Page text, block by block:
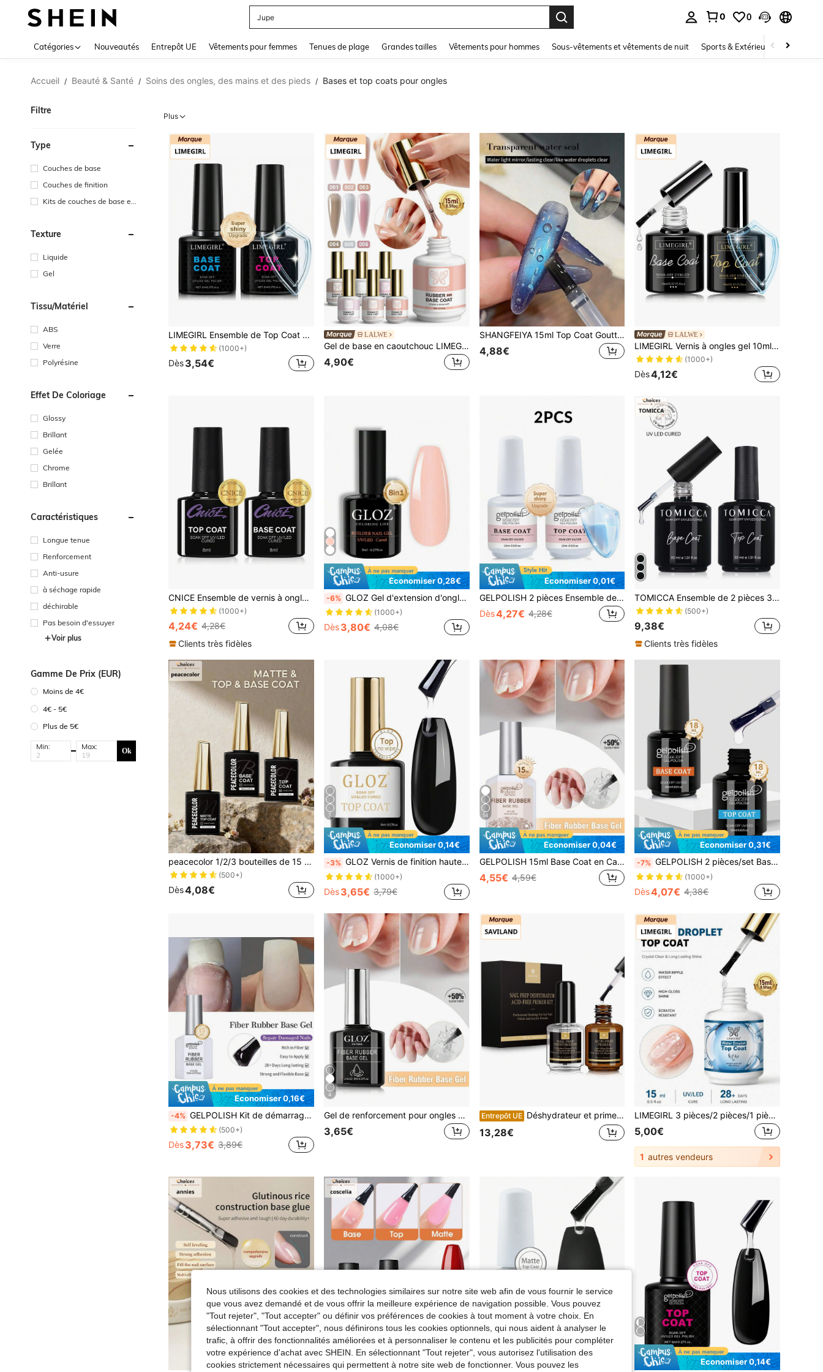
Jupe
0 0
Catégories Nouveautés Entrepôt UE Vêtements pour femmes Tenues de plage Grandes tailles Vêtements pour hommes Sous-vêtements et vêtements de nuit Sports & Extérieur Enfants
Accueil / Beauté & Santé / Soins des ongles, des mains et des pieds / Bases et top coats pour ongles
Filtre
Type
Couches de base
Couches de finition
Kits de couches de base et
Texture
Liquide
Gel
Tissu/matériel
ABS
Verre
Polyrésine
Effet De Coloriage
Glossy
Brillant
Gelée
Chrome
Brillant
Caractéristiques
Longue tenue
Renforcement
Anti-usure
à séchage rapide
déchirable
Pas besoin d'essuyer
Voir plus
Gamme De Prix (EUR)
Moins de 4€
4€ - 5€
Plus de 5€
Min: Max: Ok
Plus
LIMEGIRL Ensemble de Top Coat et Base Coat Super Brillant 8ml, Base et Top Coat Gel sans Acide sans Essuyage, Polymérisable sous Lampe LED/UV, Professionnel
(1000+)
Dès3,54€
LALWE
Gel de base en caoutchouc LIMEGIRL, 15ml nude transparent, gel de base multifonctionnel 4-en-1 pour renforcer et façonner les ongles, UV/LED à tremper, convient aux salons de manucure et à la manucure DIY
4,90€
SHANGFEIYA 15ml Top Coat Goutte d'Eau Transparente Fonctionnel Finition Bulle Brillante Top Coat Goutte d'Eau Longue Tenue Brillant Gel Scellant pour Ongles
4,88€
LALWE
LIMEGIRL Vernis à ongles gel 10ml, Set de base et de top coat super brillant amélioré en 2025, Lampe LED/UV à trempage, Base transparente sans acide et top coat gel sans essuyage pour ongles
(1000+)
Dès4,12€
CNICE Ensemble de vernis à ongles gel 8ML Base Coat & Top Coat durci sous lampe UV/LED longue durée, convient pour la manucure DIY à la maison ou en cadeau - Ensemble essentiel de vernis à ongles gel 2 pièces pour femmes
(1000+)
4,24€ 4,28€
Clients très fidèles
Économiser 0,28€
-6% GLOZ Gel d'extension d'ongles, gel d'extension de couverture nude 8-en-1, gel d'extension dur, pour le renforcement des ongles, l'extension, gel de base en caoutchouc, embouts d'ongles faux en strass, gel d'ongles en bouteille
(1000+)
Dès3,80€ 4,08€
Économiser 0,01€
GELPOLISH 2 pièces Ensemble de couche de base et de couche de finition brillante sans essuyage - Vernis à ongles gel longue tenue compatible avec les lampes LED UV, cadeau de réparation des ongles de qualité salon
Dès4,27€ 4,28€
TOMICCA Ensemble de 2 pièces 30ml Base Coat et Top Coat transparents, nécessite un séchage sous lumière UV/LED, ensemble de gel pour nail art longue tenue, convient pour le DIY à la maison, le salon de manucure ou comme cadeau pour les femmes
(500+)
9,38€
Clients très fidèles
peacecolor 1/2/3 bouteilles de 15 ml de base de gel et de top coat mat, base et top coat sans essuyage, emballage en bouteille de verre, produits de soins des ongles longue durée, convient pour la manucure maison DIY des femmes, salon, coffret cadeau
(500+)
Dès4,08€
7
Économiser 0,14€
-3% GLOZ Vernis de finition haute brillance et longue durée, convient aux vernis gel transparents et aux ongles en acrylique. Idéal pour le DIY à la maison et les salons de manucure
(1000+)
Dès3,65€ 3,79€
14
Économiser 0,04€
GELPOLISH 15ml Base Coat en Caoutchouc Fibre Transparente, Pour Renforcer/Construire/Renforcer/Renforcer les Ongles, Protection Longue Durée, Amovible, Convient aux Ongles Faibles, Parfait pour la Manucure Maison DIY
4,55€ 4,59€
Économiser 0,31€
-7% GELPOLISH 2 pièces/set Base coat 18ml et top coat sans essuyage - Finition brillante longue durée, amovible pour lampe à ongles LED, création de manucure parfaite, cadeau pour les ongles des femmes
(1000+)
Dès4,07€ 4,38€
Économiser 0,16€
-4% GELPOLISH Kit de démarrage de vernis à ongles gel base caoutchouc fibre 15ml, vernis à ongles pur sans essuyage, convient pour la manucure DIY à la maison, nécessite une lampe UV/LED
(500+)
Dès3,73€ 3,89€
4
Gel de renforcement pour ongles à base de fibre et de caoutchouc GLOZ, soin de réparation et de croissance des ongles, convient aux ongles faibles et endommagés, cadeau pour les femmes
3,65€
Entrepôt UE Déshydrateur et primer Saviland pour ongles en gel 15 ml * 2 pièces, déshydrateur longue durée pour ongles et ensemble naturel pour poudre acrylique et vernis à ongles en gel
13,28€
LIMEGIRL 3 pièces/2 pièces/1 pièce Vernis à ongles gel top coat goutte d'eau - Top coat sans essuyage UV LED, scellant à ongles durable haute brillance et résistant aux rayures, convient pour une utilisation en salon et à la maison 15ml
5,00€
1 autres vendeurs
Économiser 0,01€ Économiser 0,14€
Nous utilisons des cookies et des technologies similaires sur notre site web afin de vous fournir le service
que vous avez demandé et de vous offrir la meilleure expérience de navigation possible. Vous pouvez
"Tout rejeter", "Tout accepter" ou définir vos préférences de cookies à tout moment à votre choix. En
sélectionnant "Tout accepter", nous définirons tous les cookies optionnels, qui nous aident à analyser le
trafic, à offrir des fonctionnalités améliorées et à personnaliser le contenu et les publicités pour compléter
votre expérience d'achat avec SHEIN. En sélectionnant "Tout rejeter", vous autorisez l'utilisation des
cookies strictement nécessaires qui permettent à notre site web de fonctionner. Vous pouvez les